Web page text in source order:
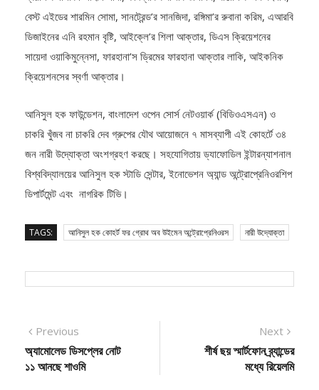
প্রয়াস’র নাসরিন জাহান সীমা, কাদম্বরি’র রাজবি তাসনিম, বাঙালি’র উর্মি রহমান,
বেস্ট এইডের শারমিন সোমা, সানট্রেন্ড’র সানজিদা, রঙ্গিমা’র রুবানা করিম, এআরবি
ডিজাইনের এনি রহমান বৃষ্টি, আইক্লে’র শিলা আক্তার, ডিএস ক্রিয়েশনের
সায়েদা ওয়াকিমুন্নেসা, ফারহানা’স ড্রিমের ফারহানা আক্তার লাকি, আইকনিক
আনিসুল হক ফাউন্ডেশন, বাংলাদেশ ওপেন সোর্স নেটওয়ার্ক (বিডিওএসএন) ও
চাকরি খুঁজব না চাকরি দেব গ্রুপের যৌথ আয়োজনে ৭ মাসব্যাপী এই কোহর্টে ৩৪
জন নারী উদ্যোক্তা অংশগ্রহণ করছে। সহযোগিতায় ড্যাফোডিল ইন্টারন্যাশনাল
বিশ্ববিদ্যালয়ের আনিসুল হক স্টাডি সেন্টার, ইনোভেশন অ্যান্ড অন্ট্রোপ্রেনিওরশিপ
Post
navigation
PreviousPrevious
post:
অ্যামোলেড ডিসপ্লের নোট
Next
Next
post:
শীর্ষ ছয় স্মার্টফোন ব্র্যান্ডের